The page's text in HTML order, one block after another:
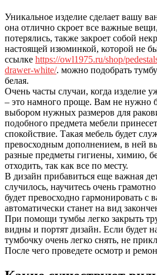
Уникальное изделие сделает вашу
она отлично скроет все важные
потерялись, также закроет собой
настоящей изюминкой, которой не
ссылке https://owl1975.ru/shop/
drawer-white/. можно подобрать
белая.
Очень часты случаи, когда изделие
– это намного проще. Вам не нужно
выбором нужных размеров для
подобного предмета мебели
спокойствие. Такая мебель будет
превосходным дополнением, в ней
разные предметы гигиены, химию,
отходить, так как все по месту.
В дизайн прибавиться еще важная
случилось, научитесь очень
будет превосходно гармонировать с
автоматически станет на вид
При помощи тумбы легко закрыть
видны и портят дизайн. Если будет
тумбочку очень легко снять, не
После чего проведете осмотр и